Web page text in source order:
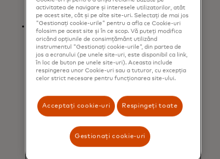
de
card
Primiți
credit
pe
extrasul
de
până
Anularea
și
întreruperea
călătoriei
Exonerare
de
răspundere
pentru
provocate
de
coliziune
în
caz
activitatea de navigare și interesele utilizatorilor, atât
pe acest site, cât și pe alte site-uri. Selectați de mai jos
"Gestionați cookie-urile" pentru a afla ce Cookie-uri
folosim pe acest site și în ce scop. Vă puteți modifica
oricând opțiunile de consimțământ utilizând
instrumentul "Gestionați cookie-urile", din partea de
jos a ecranului (pe unele site-uri, este disponibil ca link,
în loc de buton pe unele site-uri). Aceasta include
respingerea unor Cookie-uri sau a tuturor, cu excepția
celor strict necesare pentru funcționarea site-ului.
Acceptați cookie-uri Respingeți toate
Gestionați cookie-uri